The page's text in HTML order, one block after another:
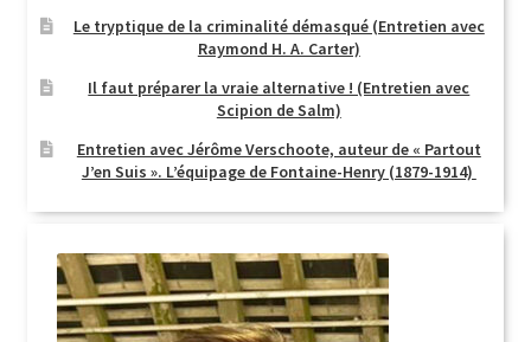
Le tryptique de la criminalité démasqué (Entretien avec
Raymond H. A. Carter)
Il faut préparer la vraie alternative ! (Entretien avec
Scipion de Salm)
Entretien avec Jérôme Verschoote, auteur de « Partout
J’en Suis ». L’équipage de Fontaine-Henry (1879-1914)